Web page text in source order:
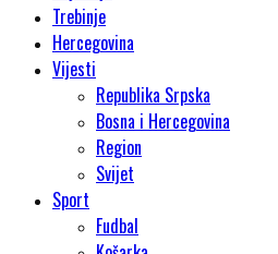
Trebinje
Hercegovina
Vijesti
Republika Srpska
Bosna i Hercegovina
Region
Svijet
Sport
Fudbal